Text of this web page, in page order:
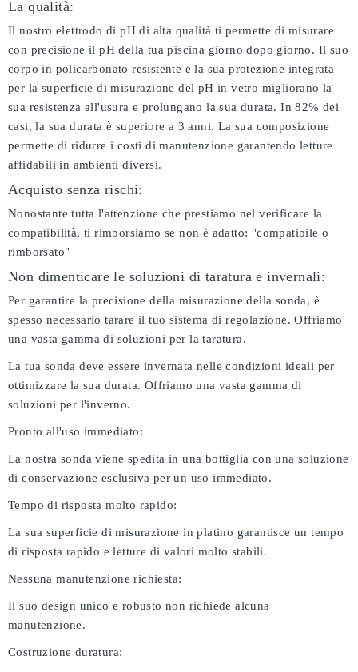
La qualità:
Il nostro elettrodo di pH di alta qualità ti permette di misurare
con precisione il pH della tua piscina giorno dopo giorno. Il suo
corpo in policarbonato resistente e la sua protezione integrata
per la superficie di misurazione del pH in vetro migliorano la
sua resistenza all'usura e prolungano la sua durata. In 82% dei
casi, la sua durata è superiore a 3 anni. La sua composizione
permette di ridurre i costi di manutenzione garantendo letture
affidabili in ambienti diversi.
Acquisto senza rischi:
Nonostante tutta l'attenzione che prestiamo nel verificare la
compatibilità, ti rimborsiamo se non è adatto: "compatibile o
rimborsato"
Non dimenticare le soluzioni di taratura e invernali:
Per garantire la precisione della misurazione della sonda, è
spesso necessario tarare il tuo sistema di regolazione. Offriamo
una vasta gamma di soluzioni per la taratura.
La tua sonda deve essere invernata nelle condizioni ideali per
ottimizzare la sua durata. Offriamo una vasta gamma di
soluzioni per l'inverno.
Pronto all'uso immediato:
La nostra sonda viene spedita in una bottiglia con una soluzione
di conservazione esclusiva per un uso immediato.
Tempo di risposta molto rapido:
La sua superficie di misurazione in platino garantisce un tempo
di risposta rapido e letture di valori molto stabili.
Nessuna manutenzione richiesta:
Il suo design unico e robusto non richiede alcuna
manutenzione.
Costruzione duratura: